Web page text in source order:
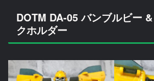
DOTM DA-05 バンブルビー
クホルダー